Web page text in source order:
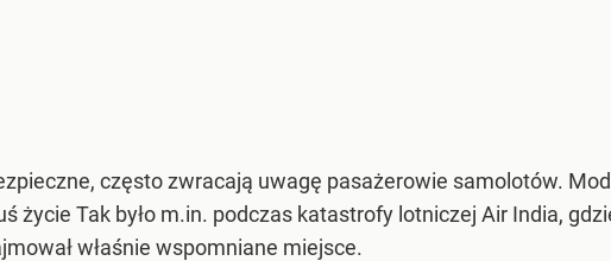
często zwracają uwagę pasażerowie samolotów.
życie Tak było m.in. podczas katastrofy lotniczej Air India,
właśnie wspomniane miejsce.